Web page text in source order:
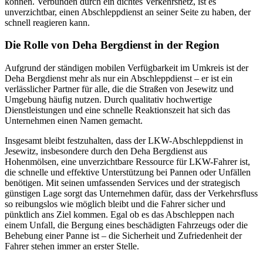
unverzichtbar, einen Abschleppdienst an seiner Seite zu haben, der
schnell reagieren kann.
Die Rolle von Deha Bergdienst in der Region
Aufgrund der ständigen mobilen Verfügbarkeit im Umkreis ist der
Deha Bergdienst mehr als nur ein Abschleppdienst – er ist ein
verlässlicher Partner für alle, die die Straßen von Jesewitz und
Umgebung häufig nutzen. Durch qualitativ hochwertige
Dienstleistungen und eine schnelle Reaktionszeit hat sich das
Unternehmen einen Namen gemacht.
Insgesamt bleibt festzuhalten, dass der LKW-Abschleppdienst in
Jesewitz, insbesondere durch den Deha Bergdienst aus
Hohenmölsen, eine unverzichtbare Ressource für LKW-Fahrer ist,
die schnelle und effektive Unterstützung bei Pannen oder Unfällen
benötigen. Mit seinen umfassenden Services und der strategisch
günstigen Lage sorgt das Unternehmen dafür, dass der Verkehrsfluss
so reibungslos wie möglich bleibt und die Fahrer sicher und
pünktlich ans Ziel kommen. Egal ob es das Abschleppen nach
einem Unfall, die Bergung eines beschädigten Fahrzeugs oder die
Behebung einer Panne ist – die Sicherheit und Zufriedenheit der
Fahrer stehen immer an erster Stelle.